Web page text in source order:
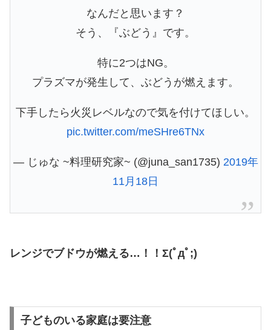
なんだと思います？
そう、『ぶどう』です。
特に2つはNG。
プラズマが発生して、ぶどうが燃えます。
下手したら火災レベルなので気を付けてほしい。
pic.twitter.com/meSHre6TNx
— じゅな ~料理研究家~ (@juna_san1735) 2019年
11月18日
レンジでブドウが燃える…！！Σ(ﾟдﾟ;)
子どものいる家庭は要注意